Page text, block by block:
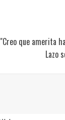
"Creo que amerita
Lazo